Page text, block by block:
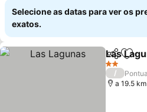
Selecione as datas para ver os
exatos.
Partilhar
Las
2 Estrelas
/
a 19.5